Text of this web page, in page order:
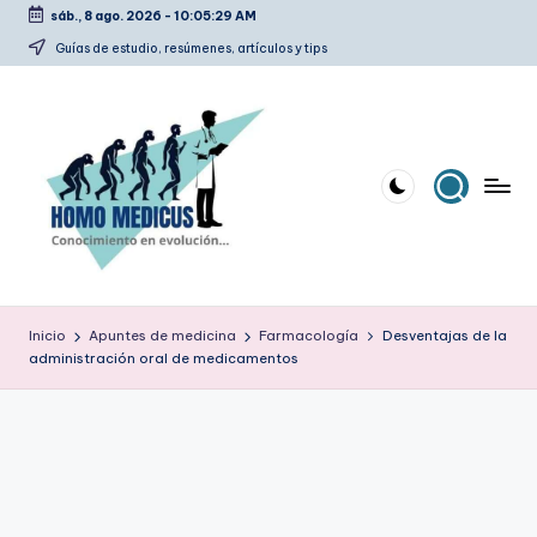
Saltar
sáb., 8 ago. 2026 - 10:05:30 AM
Guías de estudio, resúmenes, artículos y tips
o
m
estudio,
Inicio Apuntes de medicina Farmacología
Desventajas de la
administración oral de medicamentos